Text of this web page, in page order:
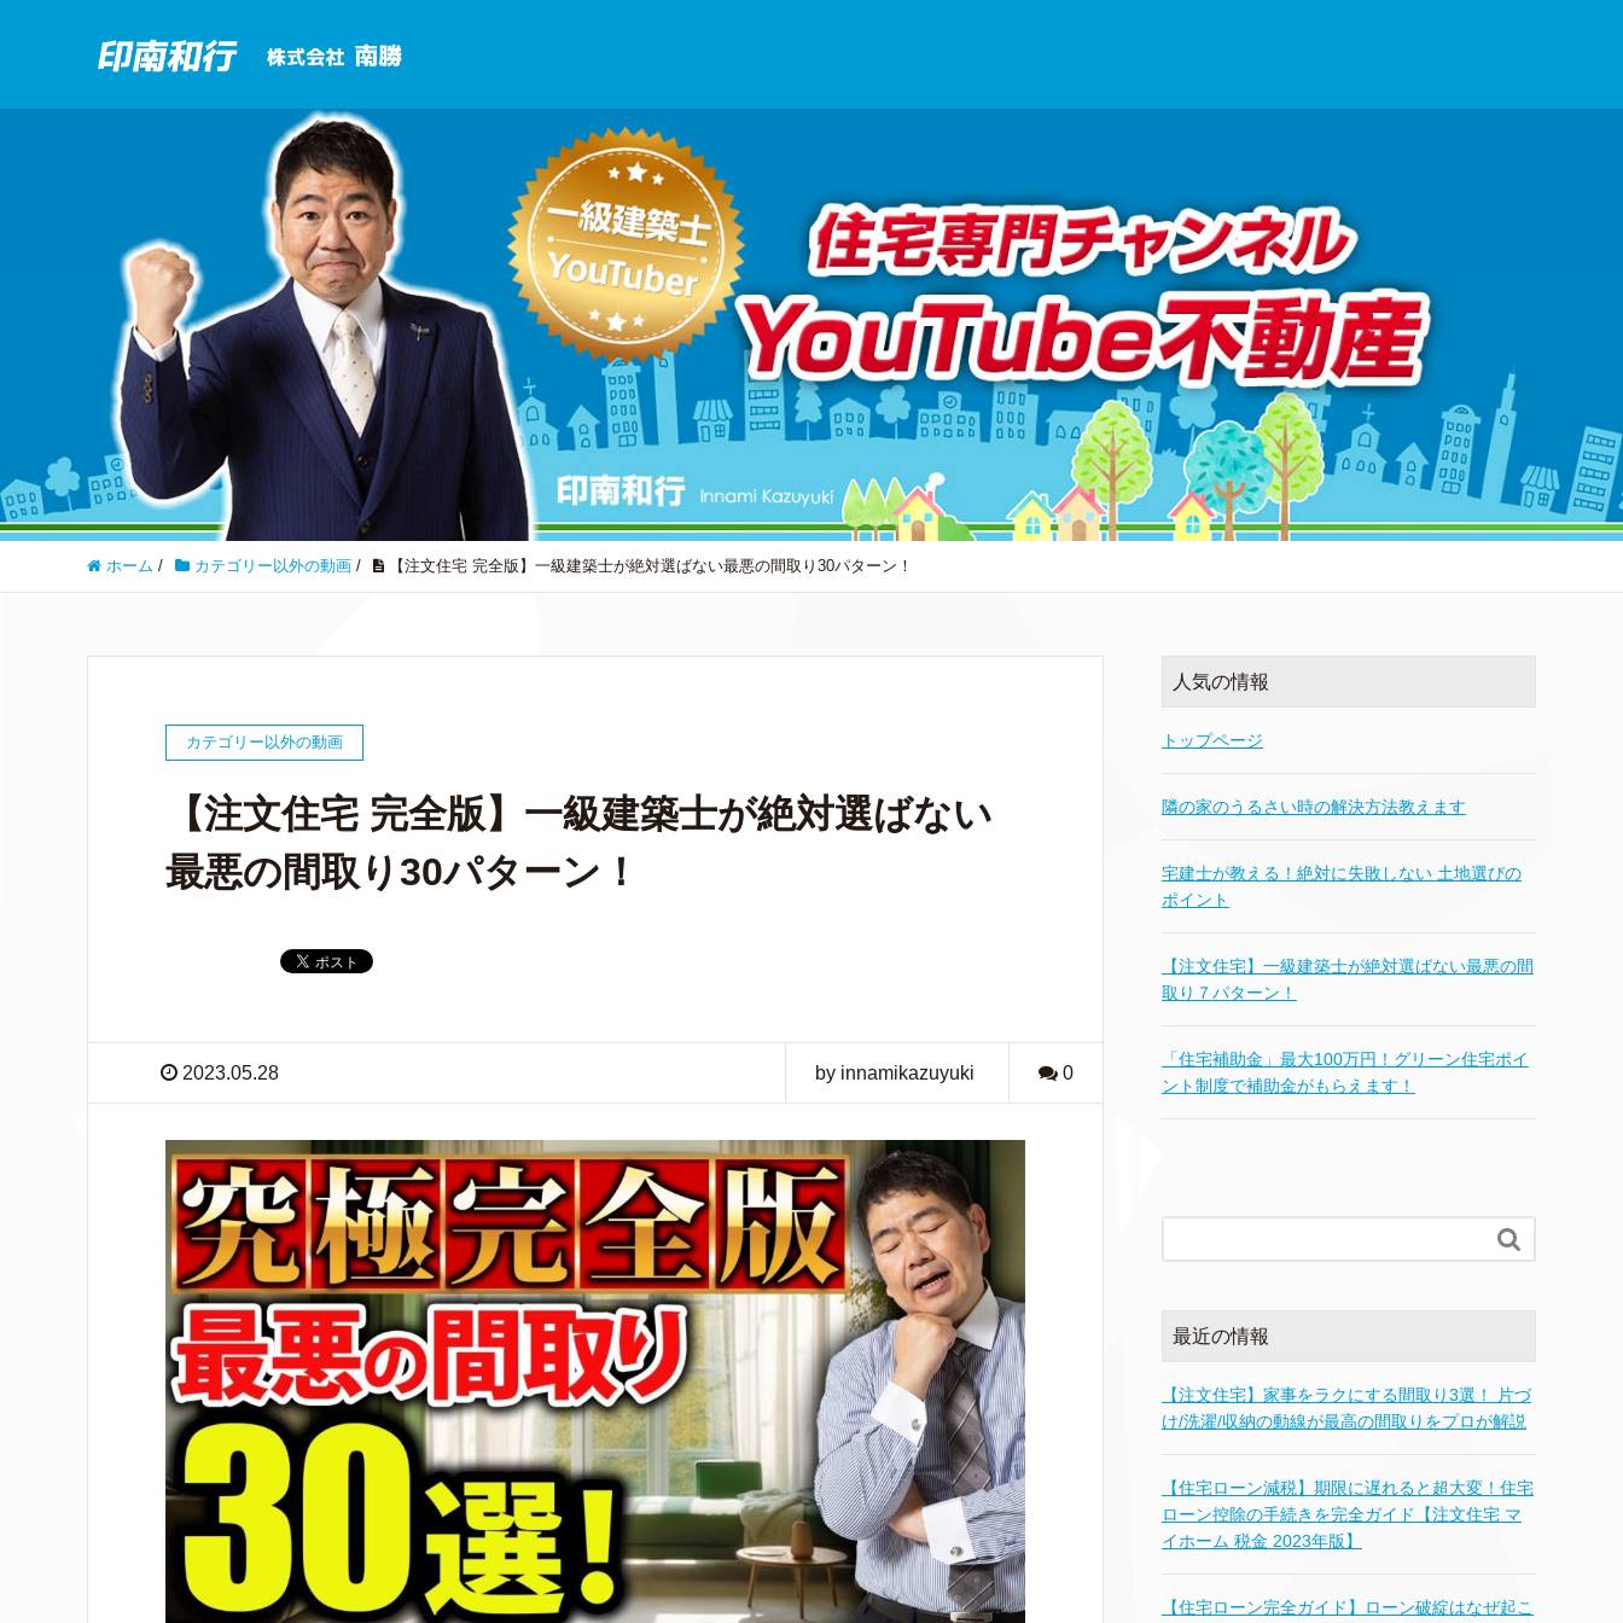
ホーム / カテゴリー以外の動画 / 【注文住宅 完全版】一級建築士が絶対選ばない最悪の間取り30パターン！
カテゴリー以外の動画
【注文住宅 完全版】一級建築士が絶対選ばない
最悪の間取り30パターン！
2023.05.28 by innamikazuyuki 0
人気の情報
トップページ
隣の家のうるさい時の解決方法教えます
宅建士が教える！絶対に失敗しない 土地選びの
ポイント
【注文住宅】一級建築士が絶対選ばない最悪の間
取り７パターン！
「住宅補助金」最大100万円！グリーン住宅ポイ
ント制度で補助金がもらえます！

最近の情報
【注文住宅】家事をラクにする間取り3選！ 片づ
け/洗濯/収納の動線が最高の間取りをプロが解説
【住宅ローン減税】期限に遅れると超大変！住宅
ローン控除の手続きを完全ガイド【注文住宅 マ
イホーム 税金 2023年版】
【住宅ローン完全ガイド】ローン破綻はなぜ起こ